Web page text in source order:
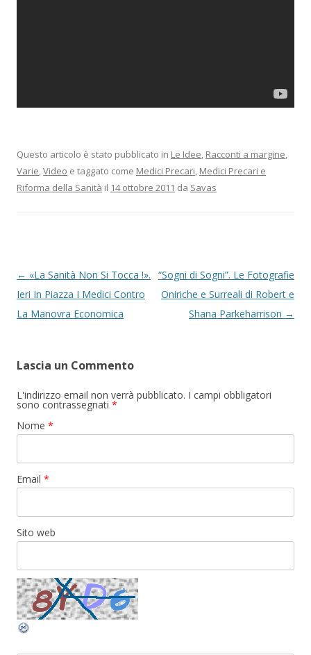
Questo articolo è stato pubblicato in Le Idee, Racconti a margine,
Varie,Video e taggato come Medici Precari, Medici Precari e
Riforma della Sanità il 14 ottobre 2011 da Savas
Navigazione articolo
← «La Sanità Non Si Tocca !».
Ieri In Piazza I Medici Contro
La Manovra Economica
“Sogni di Sogni”. Le Fotografie
Oniriche e Surreali di Robert e
Shana Parkeharrison →
Lascia un Commento
L'indirizzo email non verrà pubblicato. I campi obbligatori
sono contrassegnati *
Nome *
Email *
Sito web